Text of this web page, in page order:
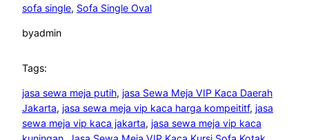
sofa single, Sofa Single Oval
byadmin
Tags:
jasa sewa meja putih, jasa Sewa Meja VIP Kaca Daerah
Jakarta, jasa sewa meja vip kaca harga kompeititf, jasa
sewa meja vip kaca jakarta, jasa sewa meja vip kaca